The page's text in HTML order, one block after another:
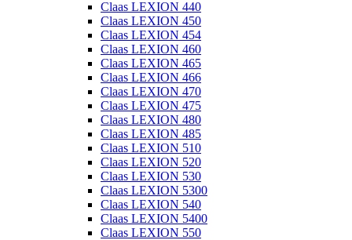
Claas LEXION 440
Claas LEXION 450
Claas LEXION 454
Claas LEXION 460
Claas LEXION 465
Claas LEXION 466
Claas LEXION 470
Claas LEXION 475
Claas LEXION 480
Claas LEXION 485
Claas LEXION 510
Claas LEXION 520
Claas LEXION 530
Claas LEXION 5300
Claas LEXION 540
Claas LEXION 5400
Claas LEXION 550